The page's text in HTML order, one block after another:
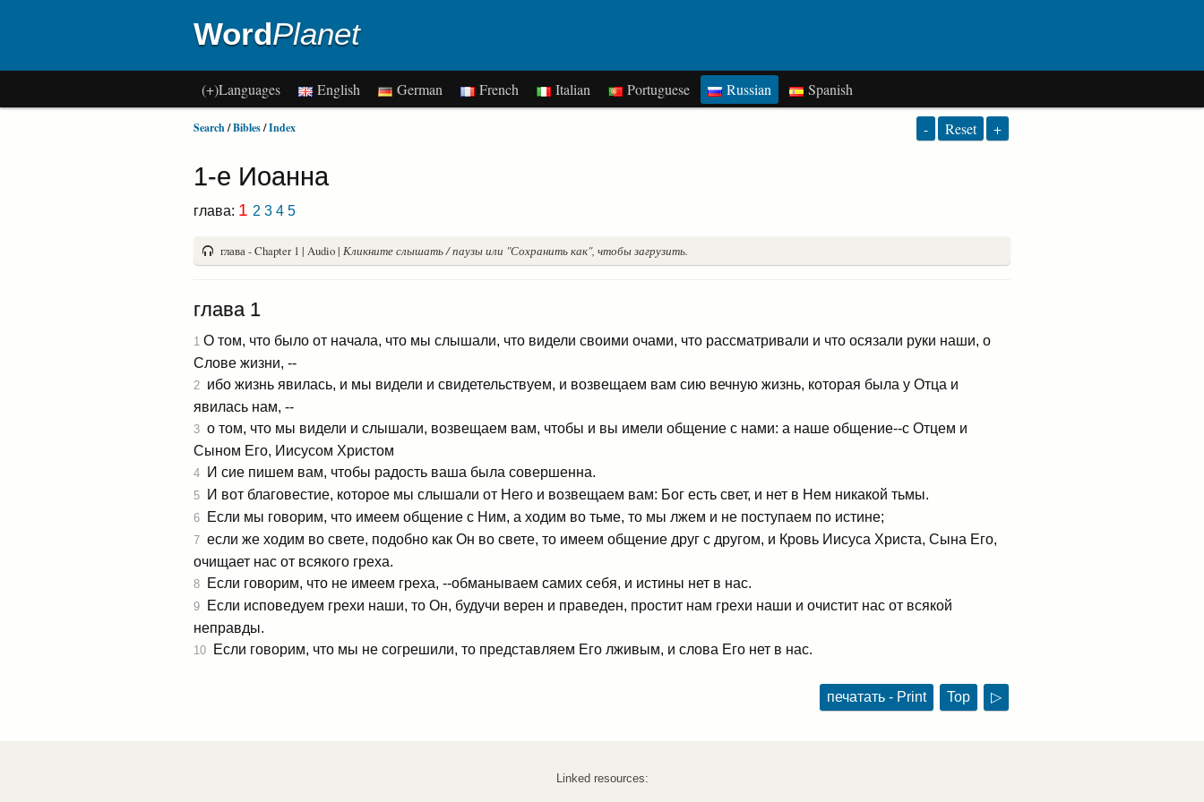
WordPlanet
(+)Languages English German French Italian Portuguese Russian Spanish
Search/Bibles/Index - Reset +
1-e Иоанна
глава: 1 2 3 4 5
глава - Chapter 1 | Audio | Кликните слышать / паузы или "Сохранить как", чтобы загрузить.
глава 1
1 О том, что было от начала, что мы слышали, что видели своими очами, что рассматривали и что осязали руки наши, о
Слове жизни, --
2 ибо жизнь явилась, и мы видели и свидетельствуем, и возвещаем вам сию вечную жизнь, которая была у Отца и
явилась нам, --
3 о том, что мы видели и слышали, возвещаем вам, чтобы и вы имели общение с нами: а наше общение--с Отцем и
Сыном Его, Иисусом Христом
4 И сие пишем вам, чтобы радость ваша была совершенна.
5 И вот благовестие, которое мы слышали от Него и возвещаем вам: Бог есть свет, и нет в Нем никакой тьмы.
6 Если мы говорим, что имеем общение с Ним, а ходим во тьме, то мы лжем и не поступаем по истине;
7 если же ходим во свете, подобно как Он во свете, то имеем общение друг с другом, и Кровь Иисуса Христа, Сына Его,
очищает нас от всякого греха.
8 Если говорим, что не имеем греха, --обманываем самих себя, и истины нет в нас.
9 Если исповедуем грехи наши, то Он, будучи верен и праведен, простит нам грехи наши и очистит нас от всякой
неправды.
10 Если говорим, что мы не согрешили, то представляем Его лживым, и слова Его нет в нас.
печатать - Print Top ▷
Linked resources: